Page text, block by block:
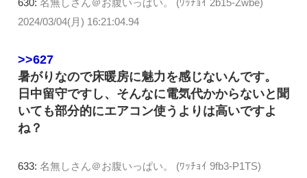
630: 名無しさん＠お腹いっぱい。 (ﾜｯﾁｮｲ 2b15-Zwbe)
2024/03/04(月) 16:21:04.94
>>627
暑がりなので床暖房に魅力を感じないんです。
日中留守ですし、そんなに電気代かからないと聞
いても部分的にエアコン使うよりは高いですよ
ね？
633: 名無しさん＠お腹いっぱい。 (ﾜｯﾁｮｲ 9fb3-P1TS)